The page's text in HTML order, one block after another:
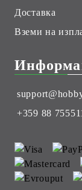
Доставка
Вземи на
+359 88